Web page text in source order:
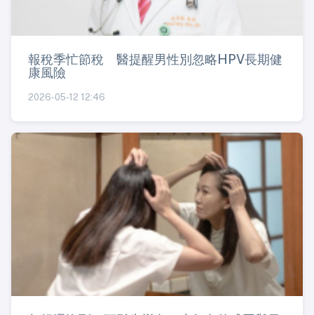
報稅季忙節稅 醫提醒男性別忽略HPV長期健
康風險
2026-05-12 12:46